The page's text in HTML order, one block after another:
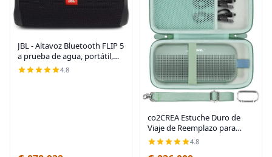
JBL - Altavoz Bluetooth FLIP 5
a prueba de agua, portátil,
pequeño, negro
4.8
co2CREA Estuche Duro de
Viaje de Reemplazo para
Altavoz Portátil Bose New
SoundLink Flex 2ª Gen/Bose
4.8